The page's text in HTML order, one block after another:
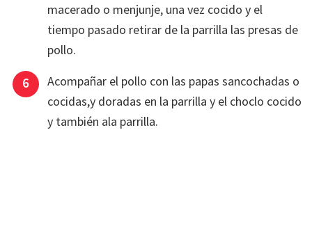
macerado o menjunje, una vez cocido y el
tiempo pasado retirar de la parrilla las presas de
pollo.
Acompañar el pollo con las papas sancochadas o
cocidas,y doradas en la parrilla y el choclo cocido
y también ala parrilla.